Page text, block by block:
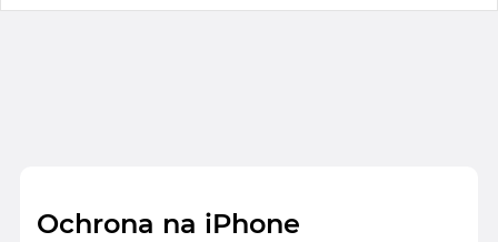
Ochrona na iPhone